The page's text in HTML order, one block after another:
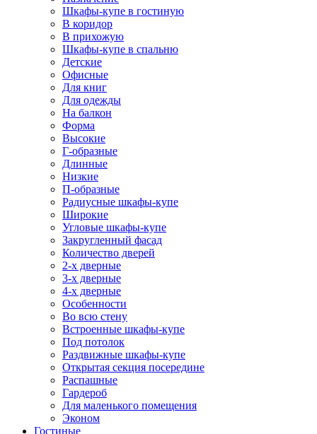
Шкафы-купе в гостиную
В коридор
В прихожую
Шкафы-купе в спальню
Детские
Офисные
Для книг
Для одежды
На балкон
Форма
Высокие
Г-образные
Длинные
Низкие
П-образные
Радиусные шкафы-купе
Широкие
Угловые шкафы-купе
Закругленный фасад
Количество дверей
2-х дверные
3-х дверные
4-х дверные
Особенности
Во всю стену
Встроенные шкафы-купе
Под потолок
Раздвижные шкафы-купе
Открытая секция посередине
Распашные
Гардероб
Для маленького помещения
Эконом
Гостиные